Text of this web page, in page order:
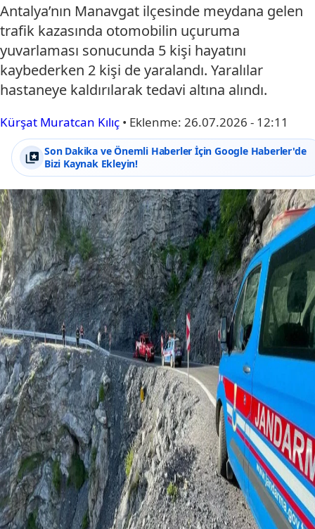
Antalya’nın Manavgat ilçesinde meydana gelen
trafik kazasında otomobilin uçuruma
yuvarlaması sonucunda 5 kişi hayatını
kaybederken 2 kişi de yaralandı. Yaralılar
hastaneye kaldırılarak tedavi altına alındı.
Kürşat Muratcan Kılıç • Eklenme: 26.07.2026 - 12:11
Son Dakika ve Önemli Haberler İçin Google Haberler'de
Bizi Kaynak Ekleyin!